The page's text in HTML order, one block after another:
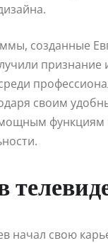
созданные
признание
своим
функциям
начал свою